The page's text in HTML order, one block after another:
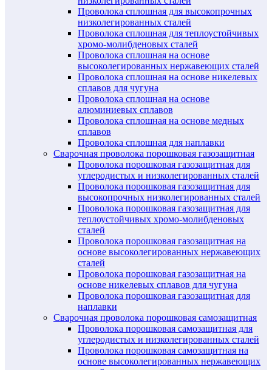
Проволока сплошная для высокопрочных
низколегированных сталей
Проволока сплошная для теплоустойчивых
хромо-молибденовых сталей
Проволока сплошная на основе
высоколегированных нержавеющих сталей
Проволока сплошная на основе никелевых
сплавов для чугуна
Проволока сплошная на основе
алюминиевых сплавов
Проволока сплошная на основе медных
сплавов
Проволока сплошная для наплавки
Сварочная проволока порошковая газозащитная
Проволока порошковая газозащитная для
углеродистых и низколегированных сталей
Проволока порошковая газозащитная для
высокопрочных низколегированных сталей
Проволока порошковая газозащитная для
теплоустойчивых хромо-молибденовых
сталей
Проволока порошковая газозащитная на
основе высоколегированных нержавеющих
сталей
Проволока порошковая газозащитная на
основе никелевых сплавов для чугуна
Проволока порошковая газозащитная для
наплавки
Сварочная проволока порошковая самозащитная
Проволока порошковая самозащитная для
углеродистых и низколегированных сталей
Проволока порошковая самозащитная на
основе высоколегированных нержавеющих